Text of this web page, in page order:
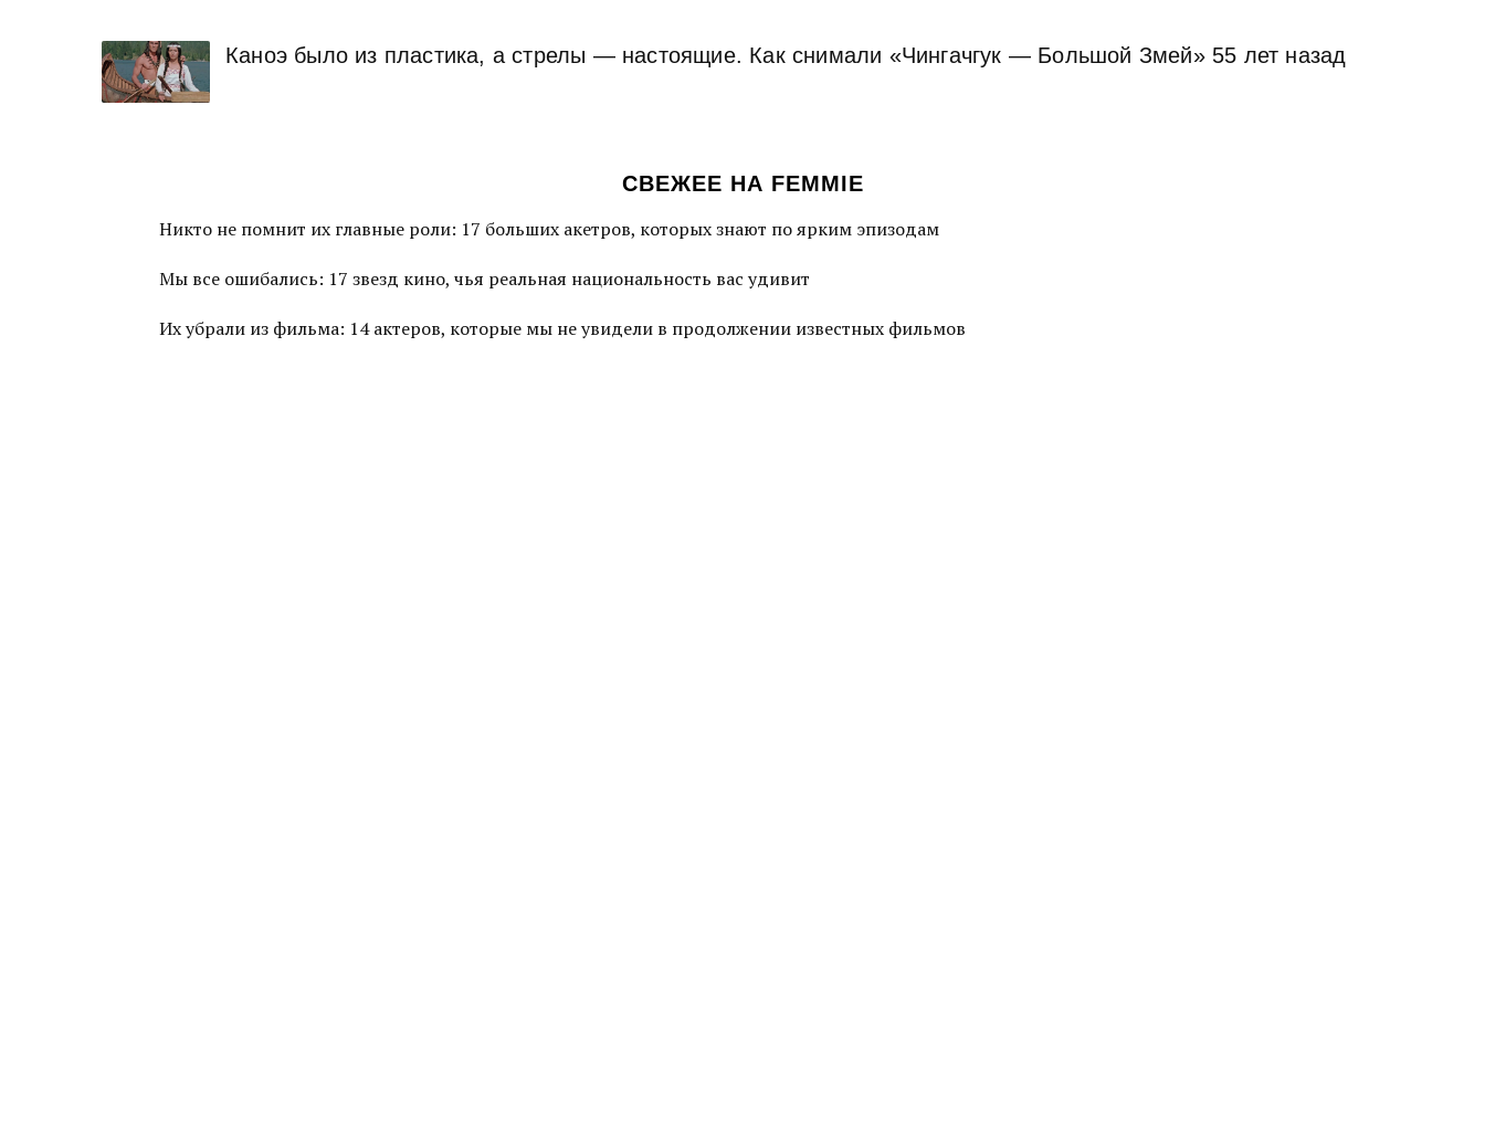
Каноэ было из пластика, а стрелы — настоящие. Как снимали «Чингачгук — Большой Змей» 55 лет назад
СВЕЖЕЕ НА FEMMIE
Никто не помнит их главные роли: 17 больших акетров, которых знают по ярким эпизодам
Мы все ошибались: 17 звезд кино, чья реальная национальность вас удивит
Их убрали из фильма: 14 актеров, которые мы не увидели в продолжении известных фильмов